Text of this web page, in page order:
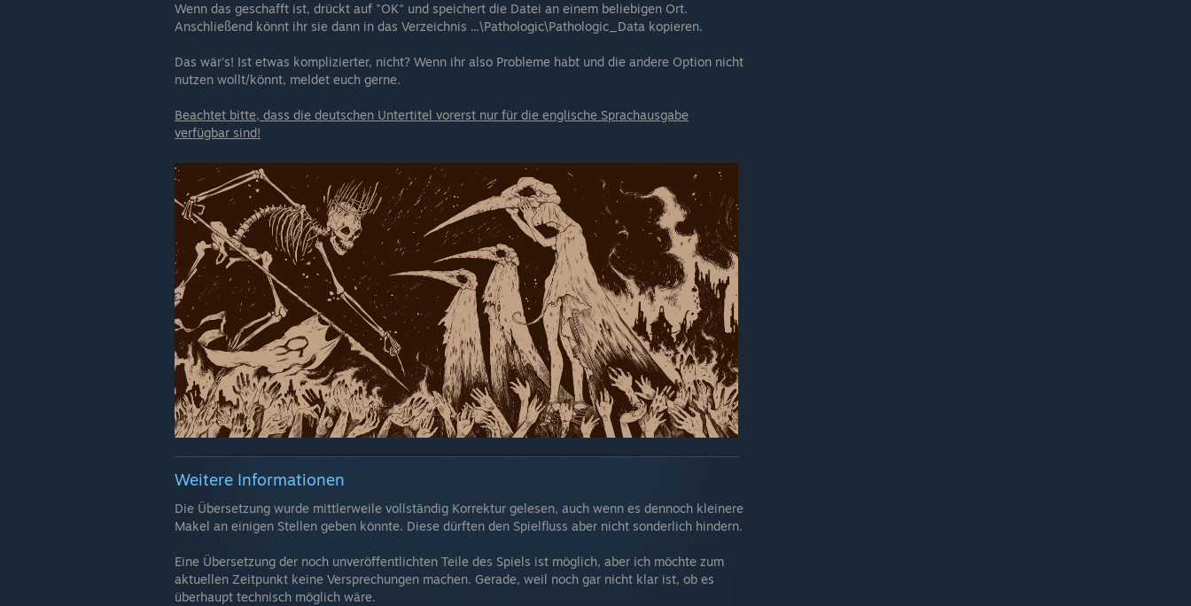
Wenn das geschafft ist, drückt auf "OK" und speichert die Datei an einem beliebigen Ort.
Anschließend könnt ihr sie dann in das Verzeichnis ...\Pathologic\Pathologic_Data kopieren.
Das wär's! Ist etwas komplizierter, nicht? Wenn ihr also Probleme habt und die andere Option nicht
nutzen wollt/könnt, meldet euch gerne.
Beachtet bitte, dass die deutschen Untertitel vorerst nur für die englische Sprachausgabe
verfügbar sind!
Weitere Informationen
Die Übersetzung wurde mittlerweile vollständig Korrektur gelesen, auch wenn es dennoch kleinere
Makel an einigen Stellen geben könnte. Diese dürften den Spielfluss aber nicht sonderlich hindern.
Eine Übersetzung der noch unveröffentlichten Teile des Spiels ist möglich, aber ich möchte zum
aktuellen Zeitpunkt keine Versprechungen machen. Gerade, weil noch gar nicht klar ist, ob es
überhaupt technisch möglich wäre.